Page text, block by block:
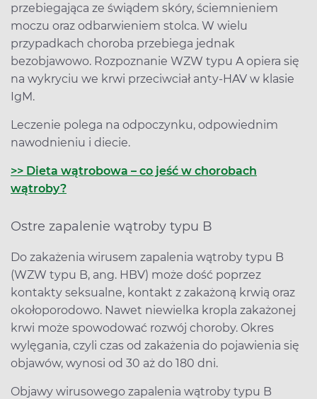
przebiegająca ze świądem skóry, ściemnieniem
moczu oraz odbarwieniem stolca. W wielu
przypadkach choroba przebiega jednak
bezobjawowo. Rozpoznanie WZW typu A opiera się
na wykryciu we krwi przeciwciał anty-HAV w klasie
IgM.
Leczenie polega na odpoczynku, odpowiednim
nawodnieniu i diecie.
>> Dieta wątrobowa – co jeść w chorobach
wątroby?
Ostre zapalenie wątroby typu B
Do zakażenia wirusem zapalenia wątroby typu B
(WZW typu B, ang. HBV) może dość poprzez
kontakty seksualne, kontakt z zakażoną krwią oraz
okołoporodowo. Nawet niewielka kropla zakażonej
krwi może spowodować rozwój choroby. Okres
wylęgania, czyli czas od zakażenia do pojawienia się
objawów, wynosi od 30 aż do 180 dni.
Objawy wirusowego zapalenia wątroby typu B